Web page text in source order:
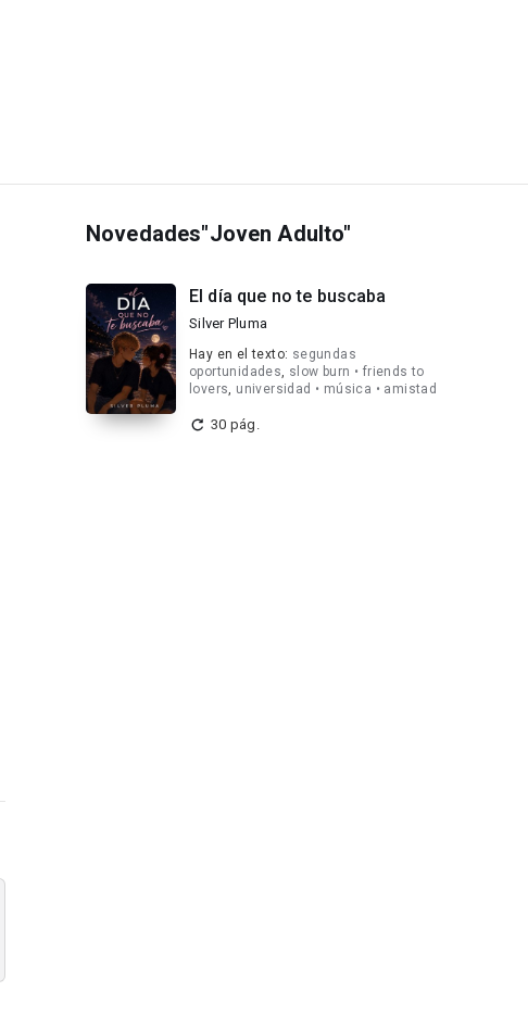
Novedades"Joven Adulto"
El día que no te buscaba
Silver Pluma
Hay en el texto: segundas
oportunidades, slow burn • friends to
lovers, universidad • música • amistad
30 pág.